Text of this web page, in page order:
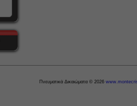
Πνευματικά Δικαιώματα © 2026